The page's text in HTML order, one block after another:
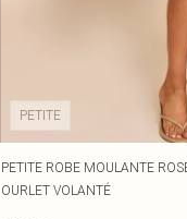
PETITE
PETITE ROBE MOULANTE
OURLET VOLANTÉ